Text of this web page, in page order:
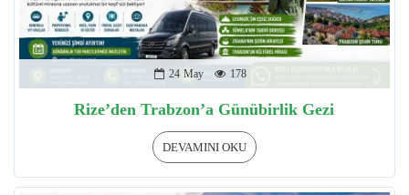
24 May 178
Rize’den Trabzon’a Günübirlik Gezi
DEVAMINI OKU